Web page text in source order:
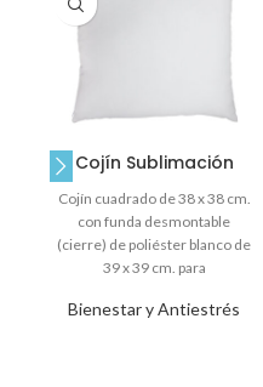
Cojín Sublimación
Bienestar y Antiestrés
Cojín cuadrado de 38 x 38 cm.
con funda desmontable
(cierre) de poliéster blanco de
39 x 39 cm. para